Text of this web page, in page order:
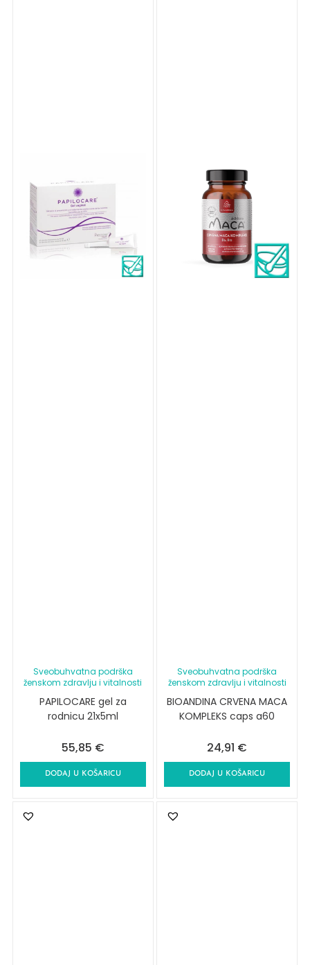
Sveobuhvatna podrška
ženskom zdravlju i vitalnosti
PAPILOCARE gel za
rodnicu 21x5ml
55,85 €
DODAJ U KOŠARICU
Sveobuhvatna podrška
ženskom zdravlju i vitalnosti
BIOANDINA CRVENA MACA
KOMPLEKS caps a60
24,91 €
DODAJ U KOŠARICU